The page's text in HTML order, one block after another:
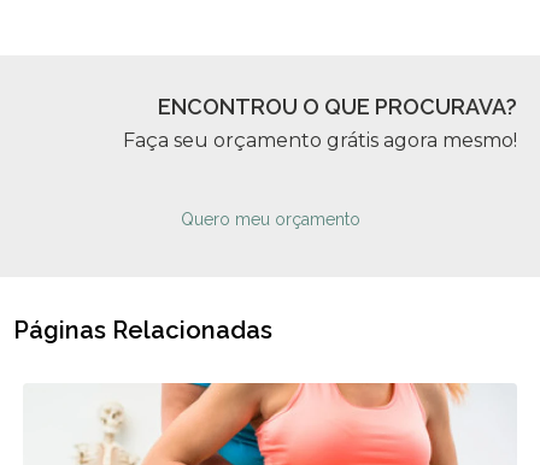
ENCONTROU O QUE PROCURAVA?
Faça seu orçamento grátis agora mesmo!
Quero meu orçamento
Páginas Relacionadas